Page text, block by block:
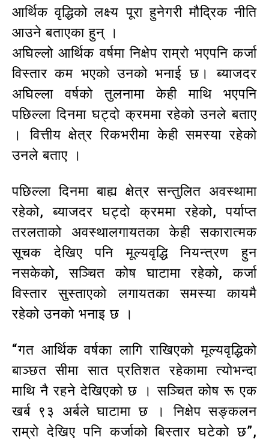
आर्थिक वृद्धिको लक्ष्य पूरा हुनेगरी मौद्रिक नीति
आउने बताएका हुन् ।
अघिल्लो आर्थिक वर्षमा निक्षेप राम्रो भएपनि कर्जा
विस्तार कम भएको उनको भनाई छ। ब्याजदर
अघिल्ला वर्षको तुलनामा केही माथि भएपनि
पछिल्ला दिनमा घट्दो क्रममा रहेको उनले बताए
। वित्तीय क्षेत्र रिकभरीमा केही समस्या रहेको
उनले बताए ।
पछिल्ला दिनमा बाह्य क्षेत्र सन्तुलित अवस्थामा
रहेको, ब्याजदर घट्दो क्रममा रहेको, पर्याप्त
तरलताको अवस्थालगायतका केही सकारात्मक
सूचक देखिए पनि मूल्यवृद्धि नियन्त्रण हुन
नसकेको, सञ्चित कोष घाटामा रहेको, कर्जा
विस्तार सुस्ताएको लगायतका समस्या कायमै
रहेको उनको भनाइ छ ।
“गत आर्थिक वर्षका लागि राखिएको मूल्यवृद्धिको
बाञ्छत सीमा सात प्रतिशत रहेकामा त्योभन्दा
माथि नै रहने देखिएको छ । सञ्चित कोष रू एक
खर्ब ९३ अर्बले घाटामा छ । निक्षेप सङ्कलन
राम्रो देखिए पनि कर्जाको बिस्तार घटेको छ”,